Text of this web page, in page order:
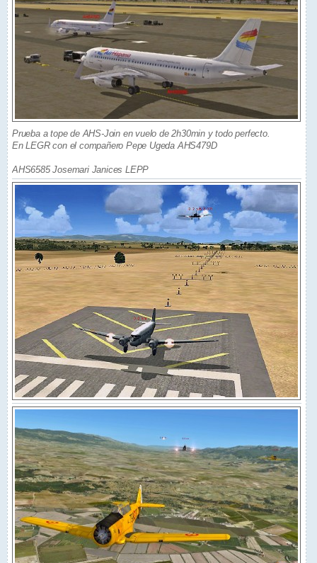
Prueba a tope de AHS-Join en vuelo de 2h30min y todo perfecto.
En LEGR con el compañero Pepe Ugeda AHS479D
AHS6585 Josemari Janices LEPP